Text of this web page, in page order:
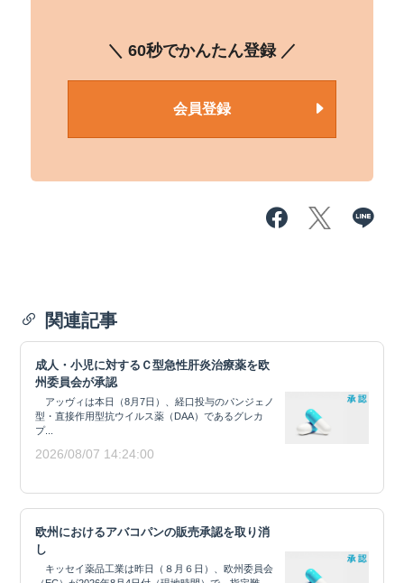
＼ 60秒でかんたん登録 ／
会員登録
関連記事
成人・小児に対するＣ型急性肝炎治療薬を欧
州委員会が承認
アッヴィは本日（8月7日）、経口投与のパンジェノ
型・直接作用型抗ウイルス薬（DAA）であるグレカ
プ...
2026/08/07 14:24:00
欧州におけるアバコパンの販売承認を取り消
し
キッセイ薬品工業は昨日（８月６日）、欧州委員会